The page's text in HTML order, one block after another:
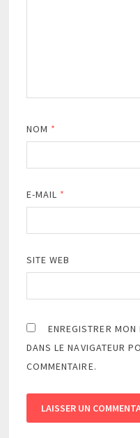
NOM *
E-MAIL *
SITE WEB
ENREGISTRER
DANS LE NAVIGATEUR
COMMENTAIRE.